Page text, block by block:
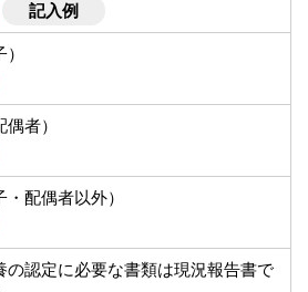
記入例
者）
配偶者以外）
の認定に必要な書類は現況報告書で